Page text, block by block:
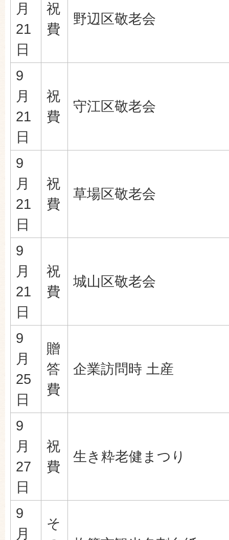
月
21
日
祝
費
野辺区敬老会
9
月
21
日
祝
費
守江区敬老会
9
月
21
日
祝
費
草場区敬老会
9
月
21
日
祝
費
城山区敬老会
9
月
25
日
贈
答
費
企業訪問時 土産
9
月
27
日
祝
費
生き粋老健まつり
9
月
そ